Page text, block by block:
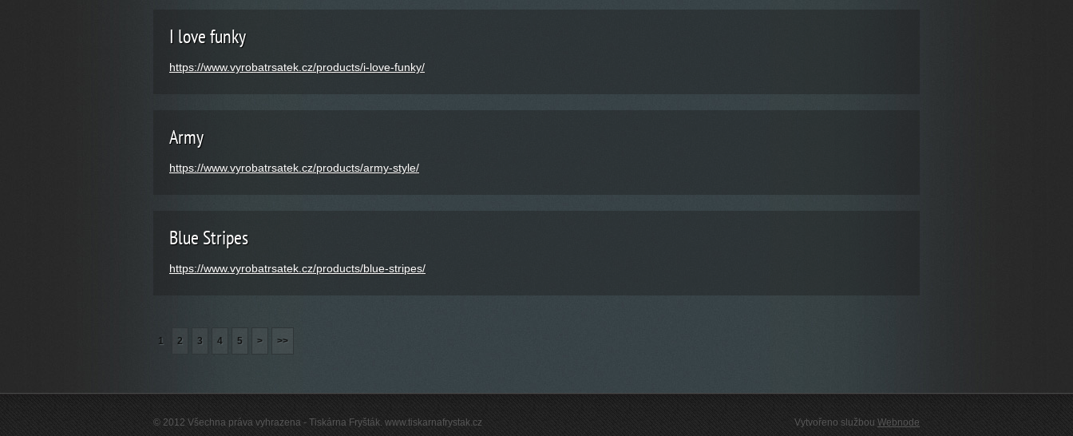
I love funky
https://www.vyrobatrsatek.cz/products/i-love-funky/
Army
https://www.vyrobatrsatek.cz/products/army-style/
Blue Stripes
https://www.vyrobatrsatek.cz/products/blue-stripes/
1 2 3 4 5 > >>
© 2012 Všechna práva vyhrazena - Tiskárna Fryšták. www.tiskarnafrystak.cz Vytvořeno službou Webnode